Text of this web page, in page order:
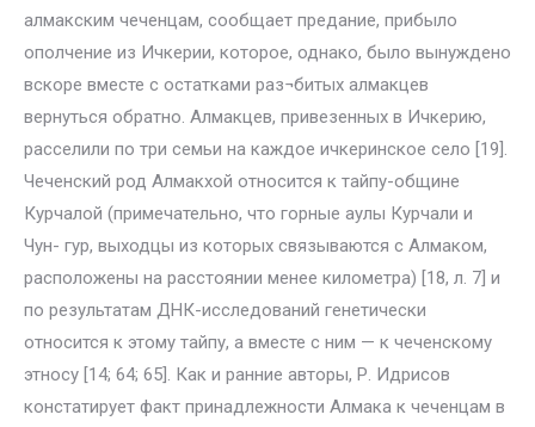
алмакским чеченцам, сообщает предание, прибыло
ополчение из Ичкерии, которое, однако, было вынуждено
вскоре вместе с остатками раз¬битых алмакцев
вернуться обратно. Алмакцев, привезенных в Ичкерию,
расселили по три семьи на каждое ичкеринское село [19].
Чеченский род Алмакхой относится к тайпу-общине
Курчалой (примечательно, что горные аулы Курчали и
Чун- гур, выходцы из которых связываются с Алмаком,
расположены на расстоянии менее километра) [18, л. 7] и
по результатам ДНК-исследований генетически
относится к этому тайпу, а вместе с ним — к чеченскому
этносу [14; 64; 65]. Как и ранние авторы, Р. Идрисов
констатирует факт принадлежности Алмака к чеченцам в